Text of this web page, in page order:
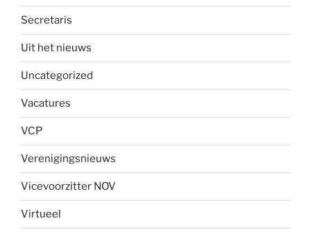
Secretaris
Uit het nieuws
Uncategorized
Vacatures
VCP
Verenigingsnieuws
Vicevoorzitter NOV
Virtueel